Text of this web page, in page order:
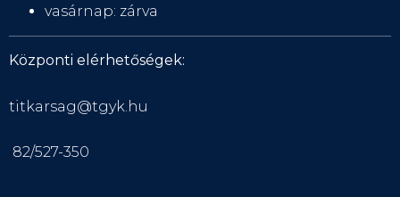
vasárnap: zárva
Központi elérhetőségek:
titkarsag@tgyk.hu
82/527-350